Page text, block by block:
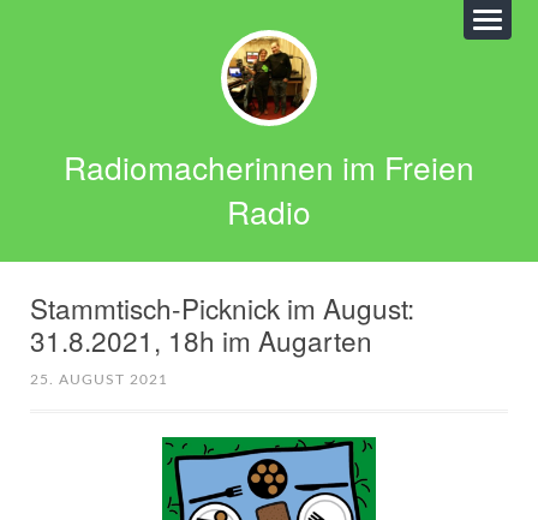
Radiomacherinnen im Freien
Radio
Stammtisch-Picknick im August:
31.8.2021, 18h im Augarten
25. AUGUST 2021